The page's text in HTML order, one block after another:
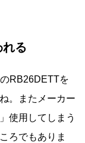
る
RB26DETTを
。またメーカー
使用してしまう
ろでもありま